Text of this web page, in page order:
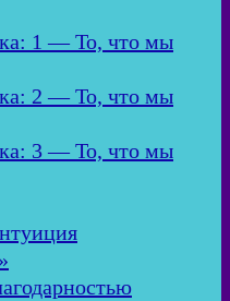
1 — То, что мы
2 — То, что мы
3 — То, что мы